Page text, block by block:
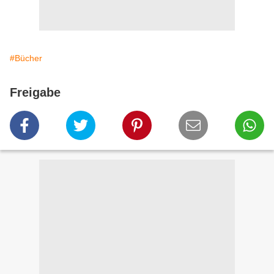
#Bücher
Freigabe